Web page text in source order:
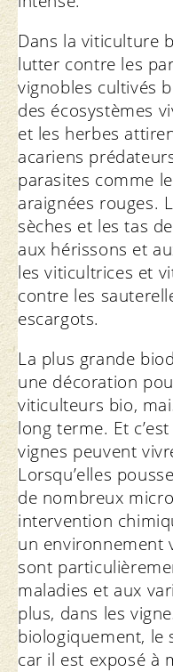
Dans la viticulture
lutter contre les
vignobles cultivés
des écosystèmes
et les herbes
acariens
parasites comme
araignées rouges.
sèches et les tas
aux hérissons et
les viticultrices et
contre les
escargots.
La plus grande
une décoration
viticulteurs bio,
long terme. Et
vignes peuvent
Lorsqu’elles
de nombreux
intervention
un environnement
sont
maladies et aux
plus, dans les
biologiquement, le
car il est exposé à